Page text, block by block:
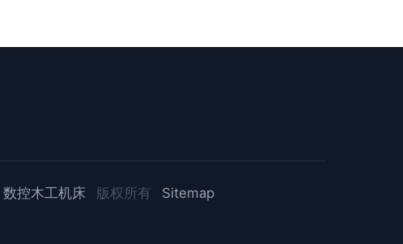
数控木工机床 版权所有 Sitemap